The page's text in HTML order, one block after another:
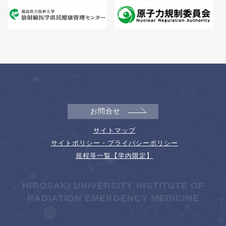
お問合せ
サイトマップ
サイトポリシー・プライバシーポリシー
規程等一覧【学内限定】
HIROSAKI UNIVERSITY INSTITUTE OF
RADIATION EMERGENCY MEDICINE